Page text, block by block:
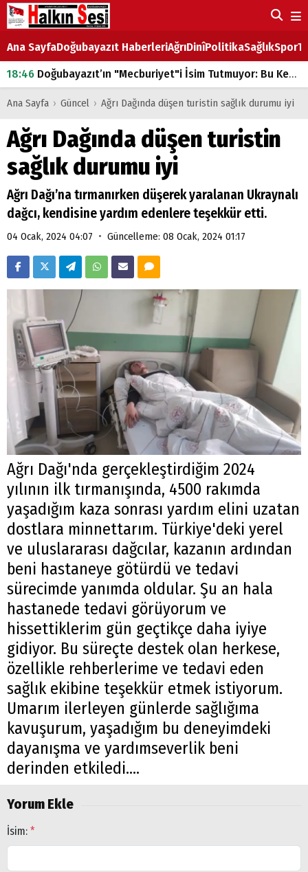
Ana SayfaDoğubayazıt HaberleriAğrıDinîPolitikaSağlıkSpor
18:46 Doğubayazıt’ın "Mecburiyet"i İsim Tutmuyor: Bu Kez de Mem u Zîn Oldu!
07:53Doğubayazıt’ta Ekmek Fiyatlarına Zam
07:16 Doğubayazıt'ta çocukların sırtındaki ağır yük
07:00DEVLET ve HÜKÜMET
18:29ÇARŞI CADDESİ YAZ BOZ TAHTASI
Ana Sayfa › Güncel › Ağrı Dağında düşen turistin sağlık durumu iyi
Ağrı Dağında düşen turistin
sağlık durumu iyi
Ağrı Dağı’na tırmanırken düşerek yaralanan Ukraynalı
dağcı, kendisine yardım edenlere teşekkür etti.
04 Ocak, 2024 04:07 • Güncelleme: 08 Ocak, 2024 01:17
Ağrı Dağı'nda gerçekleştirdiğim 2024
yılının ilk tırmanışında, 4500 rakımda
yaşadığım kaza sonrası yardım elini uzatan
dostlara minnettarım. Türkiye'deki yerel
ve uluslararası dağcılar, kazanın ardından
beni hastaneye götürdü ve tedavi
sürecimde yanımda oldular. Şu an hala
hastanede tedavi görüyorum ve
hissettiklerim gün geçtikçe daha iyiye
gidiyor. Bu süreçte destek olan herkese,
özellikle rehberlerime ve tedavi eden
sağlık ekibine teşekkür etmek istiyorum.
Umarım ilerleyen günlerde sağlığıma
kavuşurum, yaşadığım bu deneyimdeki
dayanışma ve yardımseverlik beni
derinden etkiledi....
Yorum Ekle
İsim: *